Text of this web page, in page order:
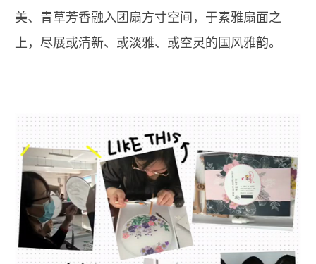
美、青草芳香融入团扇方寸空间，于素雅扇面之
上，尽展或清新、或淡雅、或空灵的国风雅韵。